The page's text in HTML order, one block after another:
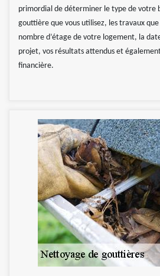
primordial de déterminer le type de votre
gouttière que vous utilisez, les travaux
nombre d’étage de votre logement, la
projet, vos résultats attendus et
financière.